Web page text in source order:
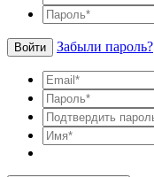
Войти Забыли пароль?